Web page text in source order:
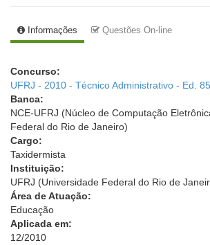
Informações Questões On-line
Concurso:
UFRJ - 2010 - Técnico Administrativo - Ed. 85
Banca:
NCE-UFRJ (Núcleo de Computação
Federal do Rio de Janeiro)
Cargo:
Taxidermista
Instituição:
UFRJ (Universidade Federal do Rio de
Área de Atuação:
Educação
Aplicada em:
12/2010